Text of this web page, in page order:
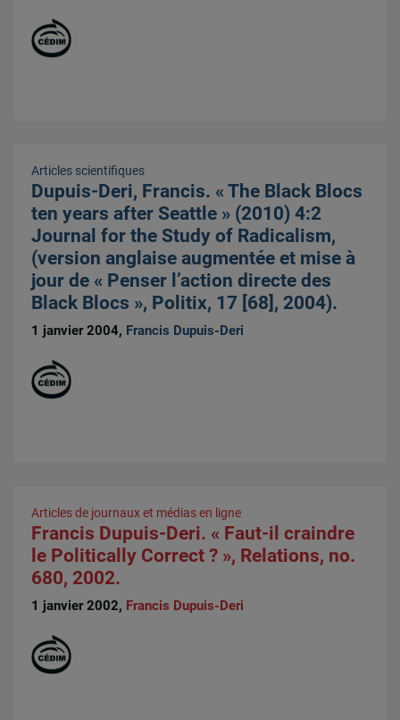
Articles scientifiques
Dupuis-Deri, Francis. « The Black Blocs
ten years after Seattle » (2010) 4:2
Journal for the Study of Radicalism,
(version anglaise augmentée et mise à
jour de « Penser l’action directe des
Black Blocs », Politix, 17 [68], 2004).
1 janvier 2004, Francis Dupuis-Deri
Articles de journaux et médias en ligne
Francis Dupuis-Deri. « Faut-il craindre
le Politically Correct ? », Relations, no.
680, 2002.
1 janvier 2002, Francis Dupuis-Deri